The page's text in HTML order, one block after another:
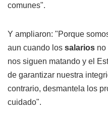
comunes".
Y ampliaron: "Porque
aun cuando los salarios no
nos siguen matando y el
de garantizar nuestra
contrario, desmantela los
cuidado".